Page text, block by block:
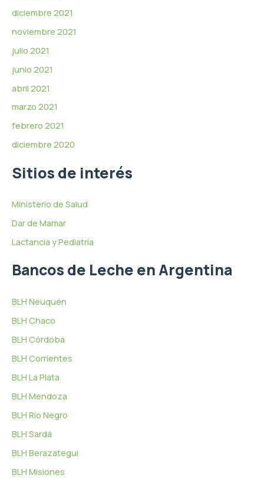
diciembre 2021
noviembre 2021
julio 2021
junio 2021
abril 2021
marzo 2021
febrero 2021
diciembre 2020
Sitios de interés
Ministerio de Salud
Dar de Mamar
Lactancia y Pediatría
Bancos de Leche en Argentina
BLH Neuquén
BLH Chaco
BLH Córdoba
BLH Corrientes
BLH La Plata
BLH Mendoza
BLH Río Negro
BLH Sardá
BLH Berazategui
BLH Misiones